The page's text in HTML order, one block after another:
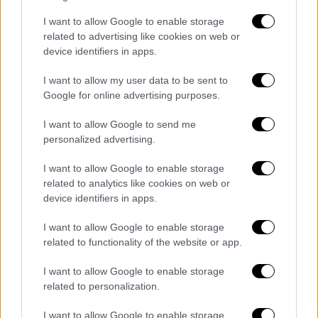
I want to allow Google to enable storage
related to advertising like cookies on web or
device identifiers in apps.
I want to allow my user data to be sent to
Google for online advertising purposes.
I want to allow Google to send me
personalized advertising.
I want to allow Google to enable storage
related to analytics like cookies on web or
device identifiers in apps.
I want to allow Google to enable storage
related to functionality of the website or app.
I want to allow Google to enable storage
related to personalization.
I want to allow Google to enable storage
Υποβρύχιο supercar
Οι μηχανικοί αξιολόγησαν τις επιδόσεις, τα
επικύρωσαν τα συστήματα πρόωσης, τα
χειριστήρια τύπου αεροναυτικής και τα
ενσωματωμένα χαρακτηριστικά ασφαλείας
πριν το χαρακτηρίσουν έτοιμο για χρήση.
που σαρώνει συνεχώς τον βυθό και
προσαρμόζει αυτόματα την πορεία του
σκάφους, καθώς και εφεδρικά συστήματα